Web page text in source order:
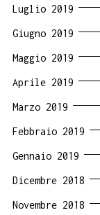
Luglio 2019
Giugno 2019
Maggio 2019
Aprile 2019
Marzo 2019
Febbraio 2019
Gennaio 2019
Dicembre 2018
Novembre 2018